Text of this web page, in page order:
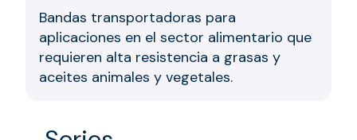
Bandas transportadoras para
aplicaciones en el sector alimentario que
requieren alta resistencia a grasas y
aceites animales y vegetales.